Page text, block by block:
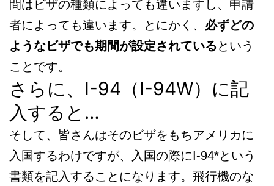
間はビザの種類によっても違いますし、申請
者によっても違います。とにかく、 必ずどの
ようなビザでも期間が設定されているという
ことです。
さらに、I-94（I-94W）に記
入すると…
そして、皆さんはそのビザをもちアメリカに
入国するわけですが、入国の際にI-94*という
書類を記入することになります。飛行機のな